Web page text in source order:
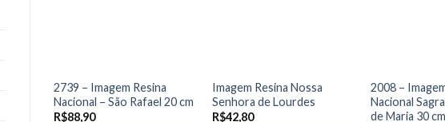
2739 – Imagem Resina
Nacional – São Rafael 20 cm
R$88,90
Imagem Resina Nossa
Senhora de Lourdes
R$42,80
2008 –
Nacional
de Maria 30 cm